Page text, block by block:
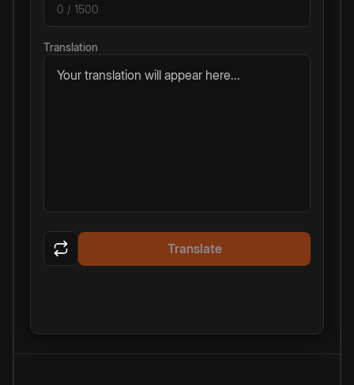
0 / 1500
Translation
Your translation will appear here...
Translate